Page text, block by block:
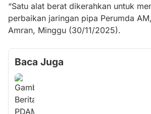
“Satu alat berat dikerahkan untuk
perbaikan jaringan pipa Perumda
Amran, Minggu (30/11/2025).
Baca Juga